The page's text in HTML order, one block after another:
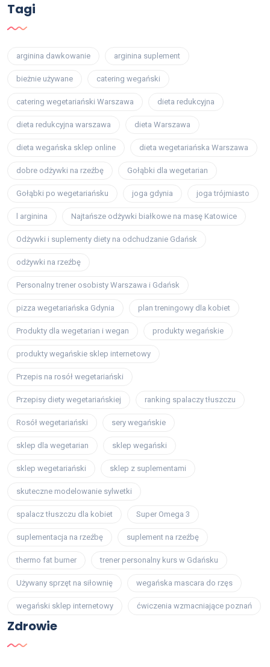
Tagi
arginina dawkowanie arginina suplement
bieżnie używane catering wegański
catering wegetariański Warszawa dieta redukcyjna
dieta redukcyjna warszawa dieta Warszawa
dieta wegańska sklep online dieta wegetariańska Warszawa
dobre odżywki na rzeźbę Gołąbki dla wegetarian
Gołąbki po wegetariańsku joga gdynia joga trójmiasto
l arginina Najtańsze odżywki białkowe na masę Katowice
Odżywki i suplementy diety na odchudzanie Gdańsk
odżywki na rzeźbę
Personalny trener osobisty Warszawa i Gdańsk
pizza wegetariańska Gdynia plan treningowy dla kobiet
Produkty dla wegetarian i wegan produkty wegańskie
produkty wegańskie sklep internetowy
Przepis na rosół wegetariański
Przepisy diety wegetariańskiej ranking spalaczy tłuszczu
Rosół wegetariański sery wegańskie
sklep dla wegetarian sklep wegański
sklep wegetariański sklep z suplementami
skuteczne modelowanie sylwetki
spalacz tłuszczu dla kobiet Super Omega 3
suplementacja na rzeźbę suplement na rzeźbę
thermo fat burner trener personalny kurs w Gdańsku
Używany sprzęt na siłownię wegańska mascara do rzęs
wegański sklep internetowy ćwiczenia wzmacniające poznań
Zdrowie